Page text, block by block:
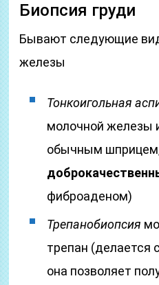
Биопсия груди
Бывают следующие
железы
Тонкоигольная
молочной железы
обычным
фиброаденом)
Трепанобиопсия
трепан (делается
она позволяет